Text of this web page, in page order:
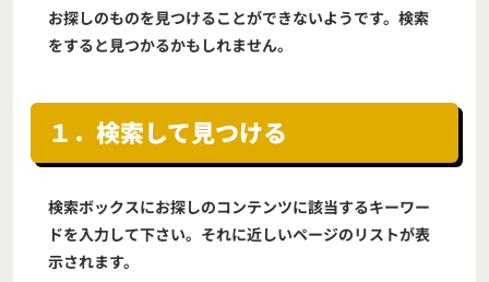
お探しのものを見つけることができないようです。検索
をすると見つかるかもしれません。
１．検索して見つける
検索ボックスにお探しのコンテンツに該当するキーワー
ドを入力して下さい。それに近しいページのリストが表
示されます。